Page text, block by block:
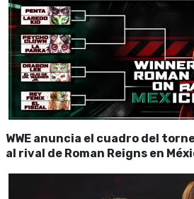
WWE anuncia el cuadro del
al rival de Roman Reigns en